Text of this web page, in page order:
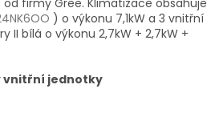
firmy Gree. Klimatizace obsahuje
) o výkonu 7,1kW a 3 vnitřní
II bílá o výkonu 2,7kW + 2,7kW +
vnitřní jednotky